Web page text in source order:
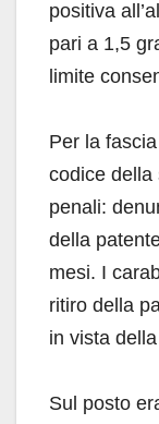
positiva
pari a 1,5
limite
Per la
codice della
penali:
della
mesi. I
ritiro della
in vista
Sul posto